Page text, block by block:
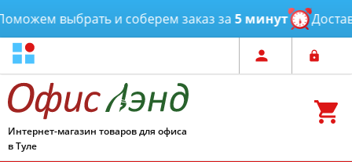
выбрать и соберем заказ за5 минут
Интернет-магазин товаров для офиса
в Туле